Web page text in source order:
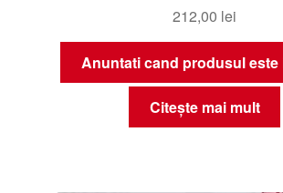
212,00 lei
Anuntati cand produsul este
Citește mai mult